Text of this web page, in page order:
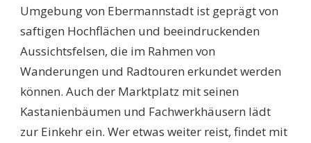
Umgebung von Ebermannstadt ist geprägt von
saftigen Hochflächen und beeindruckenden
Aussichtsfelsen, die im Rahmen von
Wanderungen und Radtouren erkundet werden
können. Auch der Marktplatz mit seinen
Kastanienbäumen und Fachwerkhäusern lädt
zur Einkehr ein. Wer etwas weiter reist, findet mit